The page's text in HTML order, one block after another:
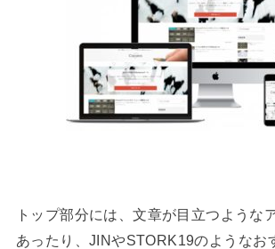
トップ部分には、文章が目立つような
あったり、JINやSTORK19のようなお